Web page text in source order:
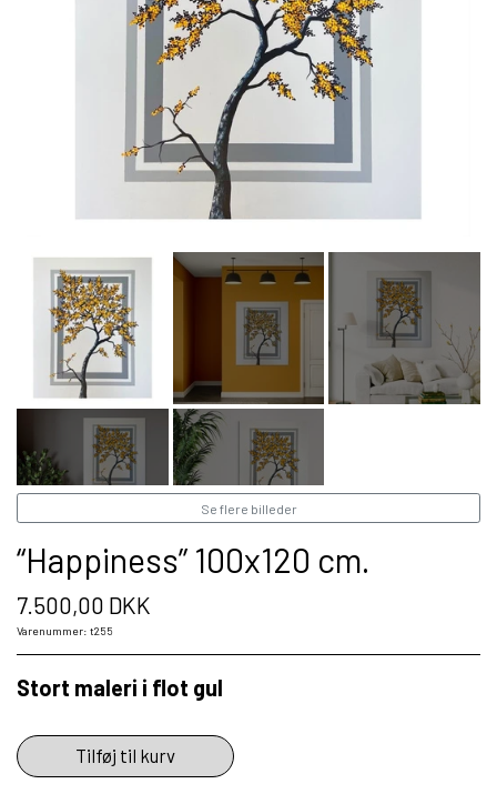
BLOMSTER BUKET
PLAKATER
WIRE TRÆ
JULETRÆ
VÆGUR
RUND
FIRKANTET
Se flere billeder
“Happiness” 100x120 cm.
7.500,00 DKK
Varenummer: t255
Stort maleri i flot gul
Tilføj til kurv